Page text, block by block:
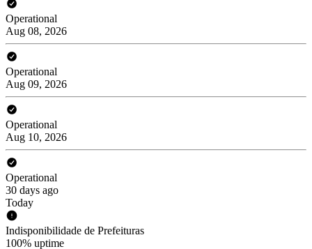
Operational
Aug 08, 2026
Operational
Aug 09, 2026
Operational
Aug 10, 2026
Operational
30 days ago
Today
Indisponibilidade de Prefeituras
100% uptime